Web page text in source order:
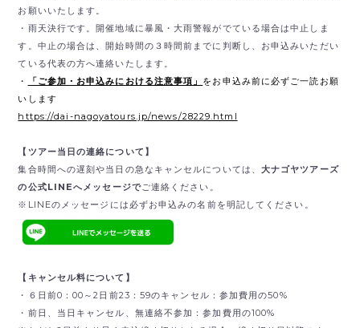
お願いいたします。
・雨天決行です。開催地域に暴風・大雨警報がでている場合は中止しま
す。中止の場合は、開始時間の３時間前までに判断し、お申込みいただい
ている代表の方へ連絡いたします。
・
「ご参加・お申込みにおける注意事項」 をお申込み前に必ずご一読お願
いします
https://dai-nagoyatours.jp/news/28229.html
【ツアー当日の連絡について】
集合時間への遅刻や当日の急なキャンセルについては、 大ナゴヤツアーズ
の公式LINEへメッセージでご連絡ください。
※LINEのメッセージには必ずお申込みの名前を明記してください。
【キャンセル料について】
・６日前0：00～2日前23：59のキャンセル：参加費用の50%
・前日、当日キャンセル、無連絡不参加：参加費用の100%